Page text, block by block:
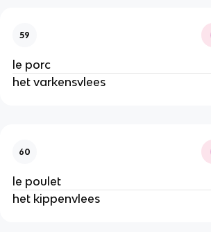
59
le porc
het varkensvlees
60
le poulet
het kippenvlees